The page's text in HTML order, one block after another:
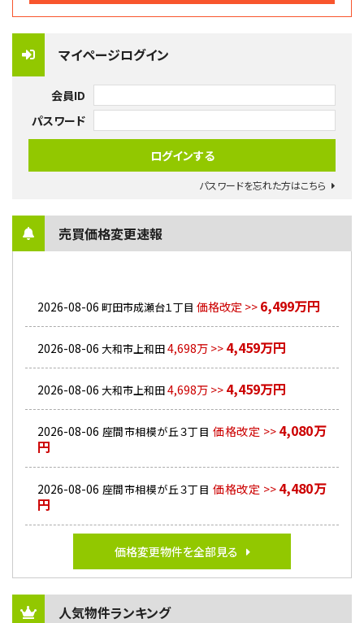
マイページログイン
会員ID
パスワード
パスワードを忘れた方はこちら
売買価格変更速報
2026-08-06 町田市成瀬台１丁目 価格改定 >> 6,499万円
2026-08-06 大和市上和田4,698万 >> 4,459万円
2026-08-06 大和市上和田4,698万 >> 4,459万円
2026-08-06 座間市相模が丘３丁目 価格改定 >> 4,080万
円
2026-08-06 座間市相模が丘３丁目 価格改定 >> 4,480万
円
価格変更物件を全部見る
人気物件ランキング